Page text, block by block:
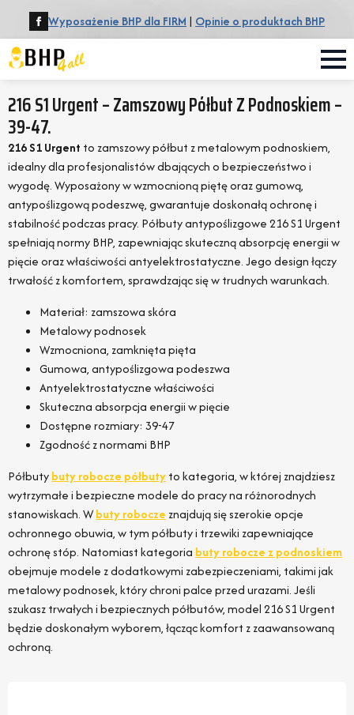
Wyposażenie BHP dla FIRM | Opinie o produktach BHP
216 S1 Urgent – Zamszowy Półbut Z Podnoskiem –
39-47.
216 S1 Urgent to zamszowy półbut z metalowym podnoskiem,
idealny dla profesjonalistów dbających o bezpieczeństwo i
wygodę. Wyposażony w wzmocnioną piętę oraz gumową,
antypoślizgową podeszwę, gwarantuje doskonałą ochronę i
stabilność podczas pracy. Półbuty antypoślizgowe 216 S1 Urgent
spełniają normy BHP, zapewniając skuteczną absorpcję energii w
pięcie oraz właściwości antyelektrostatyczne. Jego design łączy
trwałość z komfortem, sprawdzając się w trudnych warunkach.
Materiał: zamszowa skóra
Metalowy podnosek
Wzmocniona, zamknięta pięta
Gumowa, antypoślizgowa podeszwa
Antyelektrostatyczne właściwości
Skuteczna absorpcja energii w pięcie
Dostępne rozmiary: 39-47
Zgodność z normami BHP
Półbutybuty robocze półbutyto kategoria, w której znajdziesz
wytrzymałe i bezpieczne modele do pracy na różnorodnych
stanowiskach. Wbuty robocze znajdują się szerokie opcje
ochronnego obuwia, w tym półbuty i trzewiki zapewniające
ochronę stóp. Natomiast kategoria buty robocze z podnoskiem
obejmuje modele z dodatkowymi zabezpieczeniami, takimi jak
metalowy podnosek, który chroni palce przed urazami. Jeśli
szukasz trwałych i bezpiecznych półbutów, model 216 S1 Urgent
będzie doskonałym wyborem, łącząc komfort z zaawansowaną
ochroną.